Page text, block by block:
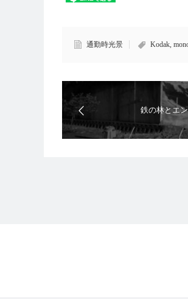
通勤時光景 Kodak,
鉄の林とエ